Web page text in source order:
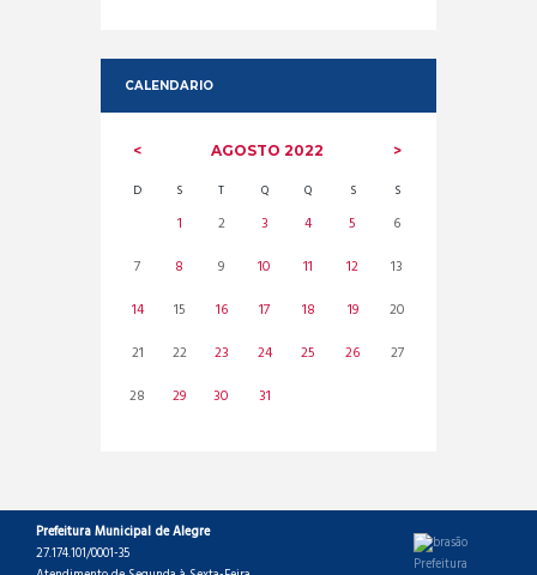
CALENDARIO
AGOSTO 2022
D S T Q Q S S
1 2 3 4 5
6
7
8 9 10 11 12
13
14
15 16 17 18 19
20
21
22 23 24 25 26
27
28
29 30 31
Prefeitura Municipal de Alegre
27.174.101/0001-35